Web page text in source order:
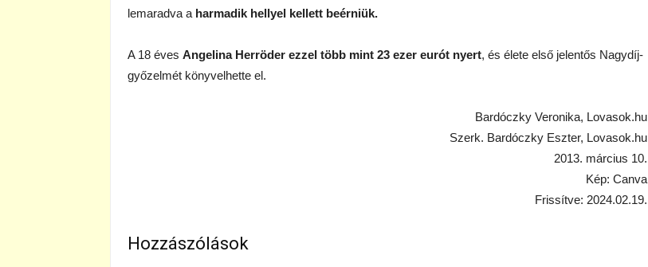
lemaradva a harmadik hellyel kellett beérniük.
A 18 éves Angelina Herröder ezzel több mint 23 ezer eurót nyert, és élete első jelentős Nagydíj-
győzelmét könyvelhette el.
Bardóczky Veronika, Lovasok.hu
Szerk. Bardóczky Eszter, Lovasok.hu
2013. március 10.
Kép: Canva
Frissítve: 2024.02.19.
Hozzászólások